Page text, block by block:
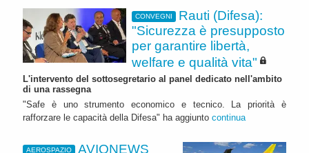
CONVEGNI
Rauti (Difesa):
"Sicurezza è presupposto
per garantire libertà,
welfare e qualità vita"
L'intervento del sottosegretario al panel dedicato nell'ambito
di una rassegna
"Safe è uno strumento economico e tecnico. La priorità è
rafforzare le capacità della Difesa" ha aggiunto continua
AEROSPAZIO AVIONEWS